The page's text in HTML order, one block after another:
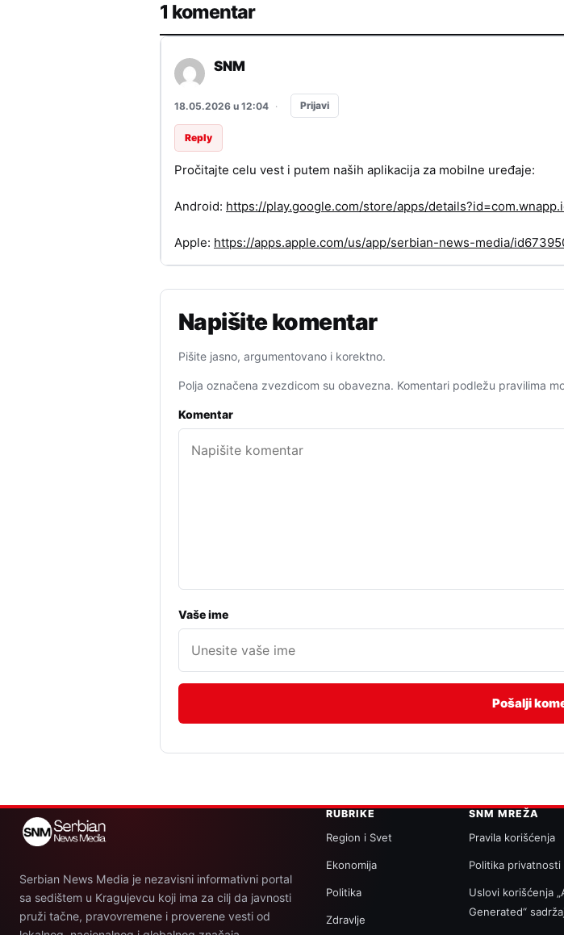
1 komentar
SNM
18.05.2026 u 12:04 · Prijavi
Reply
Pročitajte celu vest i putem naših aplikacija za mobilne uređaje:
Android: https://play.google.com/store/apps/
Apple: https://apps.apple.com/us/app/serbian-news-media/
Napišite komentar
Pišite jasno, argumentovano i korektno.
Polja označena zvezdicom su obavezna. Komentari podležu pravilima
Komentar
Vaše ime
Serbian News Media je nezavisni informativni portal
sa sedištem u Kragujevcu koji ima za cilj da javnosti
pruži tačne, pravovremene i proverene vesti od
RUBRIKE
Region i Svet
Ekonomija
Politika
Zdravlje
SNM MREŽA
Pravila korišćenja
Politika privatnosti
Uslovi korišćenja
Generated“